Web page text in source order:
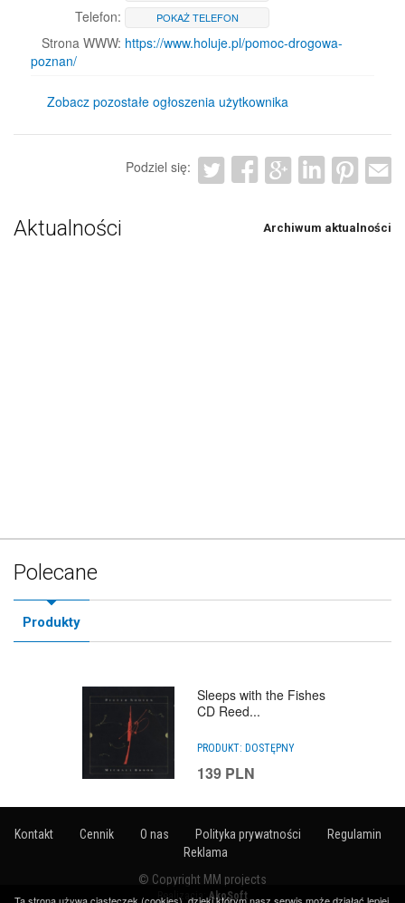
Telefon: POKAŻ TELEFON
Strona WWW: https://www.holuje.pl/pomoc-drogowa-
poznan/
Zobacz pozostałe ogłoszenia użytkownika
Podziel się:
Aktualności Archiwum aktualności
Polecane
Produkty
Sleeps with the Fishes
CD Reed...
PRODUKT: DOSTĘPNY
139 PLN
Kontakt Cennik O nas Polityka prywatności
Regulamin
Reklama
© Copyright MM projects
Realizacja:AkoSoft